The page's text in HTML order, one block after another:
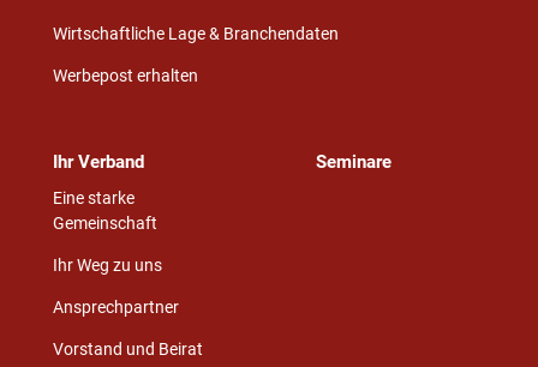
Wirtschaftliche Lage & Branchendaten
Werbepost erhalten
Ihr Verband
Eine starke
Gemeinschaft
Ihr Weg zu uns
Ansprechpartner
Vorstand und Beirat
Seminare